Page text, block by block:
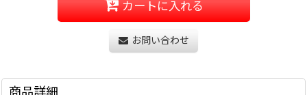
カートに入れる
お問い合わせ